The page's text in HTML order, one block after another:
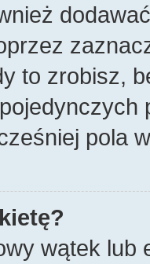
to zrobisz,
pola
wątek lub